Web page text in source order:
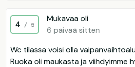
4 / 5
Mukavaa oli
6 päivää sitten
Wc tilassa voisi olla
Ruoka oli maukasta ja viihdyimme